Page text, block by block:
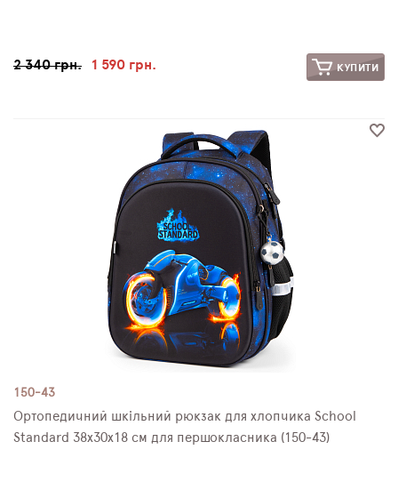
2 340 грн. 1 590 грн. КУПИТИ
150-43
Ортопедичний шкільний рюкзак для хлопчика School
Standard 38х30х18 см для першокласника (150-43)